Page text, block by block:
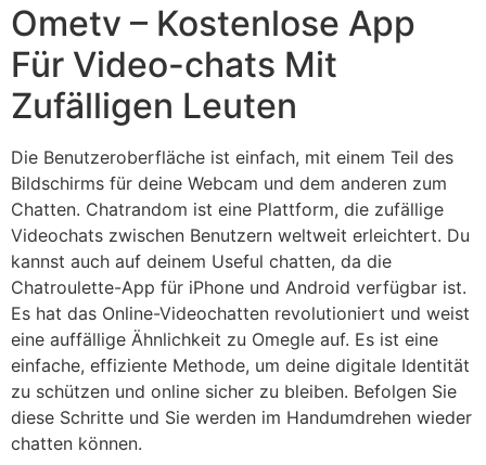
Ometv – Kostenlose App
Für Video-chats Mit
Zufälligen Leuten
Die Benutzeroberfläche ist einfach, mit einem Teil des
Bildschirms für deine Webcam und dem anderen zum
Chatten. Chatrandom ist eine Plattform, die zufällige
Videochats zwischen Benutzern weltweit erleichtert. Du
kannst auch auf deinem Useful chatten, da die
Chatroulette-App für iPhone und Android verfügbar ist.
Es hat das Online-Videochatten revolutioniert und weist
eine auffällige Ähnlichkeit zu Omegle auf. Es ist eine
einfache, effiziente Methode, um deine digitale Identität
zu schützen und online sicher zu bleiben. Befolgen Sie
diese Schritte und Sie werden im Handumdrehen wieder
chatten können.